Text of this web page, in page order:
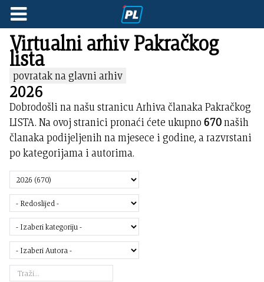
Virtualni arhiv Pakračkog
lista
povratak na glavni arhiv
2026
Dobrodošli na našu stranicu Arhiva članaka Pakračkog
LISTA. Na ovoj stranici pronaći ćete ukupno670naših
članaka podijeljenih na mjesece i godine, a razvrstani
po kategorijama i autorima.